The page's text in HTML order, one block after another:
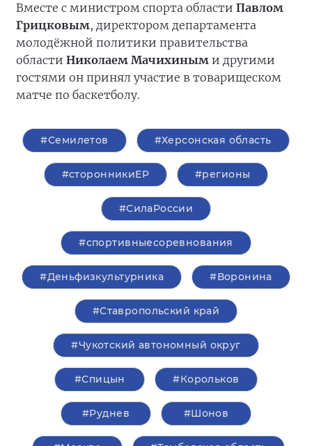
Вместе с министром спорта области Павлом
Грицковым, директором департамента
молодёжной политики правительства
области Николаем Мачихиным и другими
гостями он принял участие в товарищеском
матче по баскетболу.
#Семилетов #Херсонская область
#сторонникиЕР #регионы
#СилаРоссии
#спортивныесоревнования
#Деньфизкультурника #Воронина
#Ставропольский край
#Чукотский автономный округ
#Спицын #Корольков
#Руднев #Шонов